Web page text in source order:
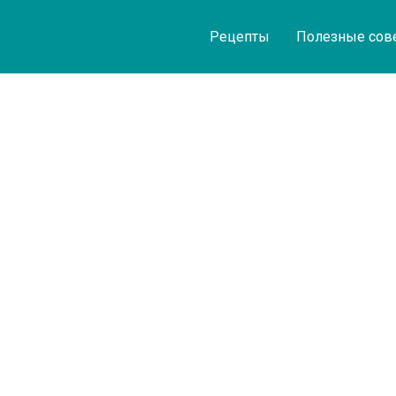
Рецепты Полезные